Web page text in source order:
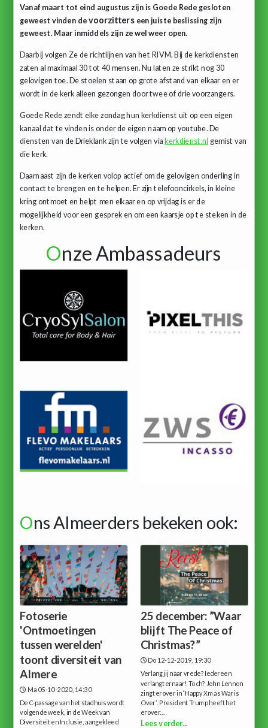
Vanaf maart tot eind augustus zijn is Goede Rede gesloten
geweest vinden devoorzitterseen juiste beslissing zijn
geweest. Maar inmiddels zijn ze wel weer open.
Daarbij volgen Ze de richtlijnen van het RIVM. Bij de kerkdiensten
zaten al maximaal 30 tot 40 mensen. Nu laten ze strikt nog 30
gelovigen toe. De stoelen staan op grote afstand van elkaar en er
wordt in de kerk alleen gezongen door twee of drie voorzangers.
Goede Rede zendt elke zondag hun kerkdienst uit op een eigen
kanaal dat te vinden is onder de eigen naam op youtube. De
diensten van de Drieklank zijn te volgen viakerkdienst.nl gemist van
die kerk.
Daarnaast zijn de kerken volop actief om de gelovigen onderling in
contact te brengen en te helpen. Er zijn telefooncirkels, in kleine
kring ontmoet en helpt men elkaar en op vrijdag is er de
mogelijkheid voor een gesprek en om een kaarsje op te steken in de
kerken.
Onze Ambassadeurs
Ons Almeerders bekeken ook:
Fotoserie
'Ontmoetingen
tussen werelden'
toont diversiteit van
Almere
Ma 05-10-2020, 14:30
De C-passage van het stadhuis wordt
volgende week, in de Week van
Diversiteit en Inclusie, aangekleed
25 december: ”Waar
blijft The Peace of
Christmas?”
Do 12-12-2019, 19:30
Verlang jij naar vrede? Iedereen
verlangt ernaar! Toch? John Lennon
zingt erover in ‘Happy Xmas War is
Over’. President Trump heeft het
erover...
Lees verder...